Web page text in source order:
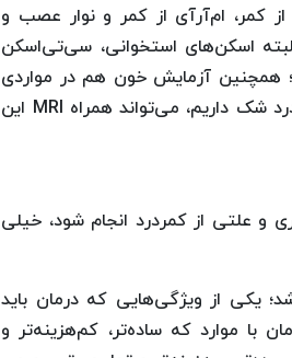
کمر، ام‌آرآی از کمر و نوار عصب و
اسکن‌های استخوانی، سی‌تی‌اسکن
همچنین آزمایش خون هم در مواردی
که به عفونت، التهاب و بیماری‌های روماتیسمی به‌عنوان یکی از علل کمردرد شک داریم، می‌تواند همراه MRI این
و علتی از کمردرد انجام شود، خیلی
یکی از ویژگی‌هایی که درمان باید
با موارد که ساده‌تر، کم‌هزینه‌تر و